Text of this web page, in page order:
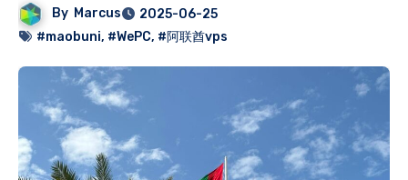
By Marcus
2025-06-25
#maobuni, #WePC, #阿联酋vps